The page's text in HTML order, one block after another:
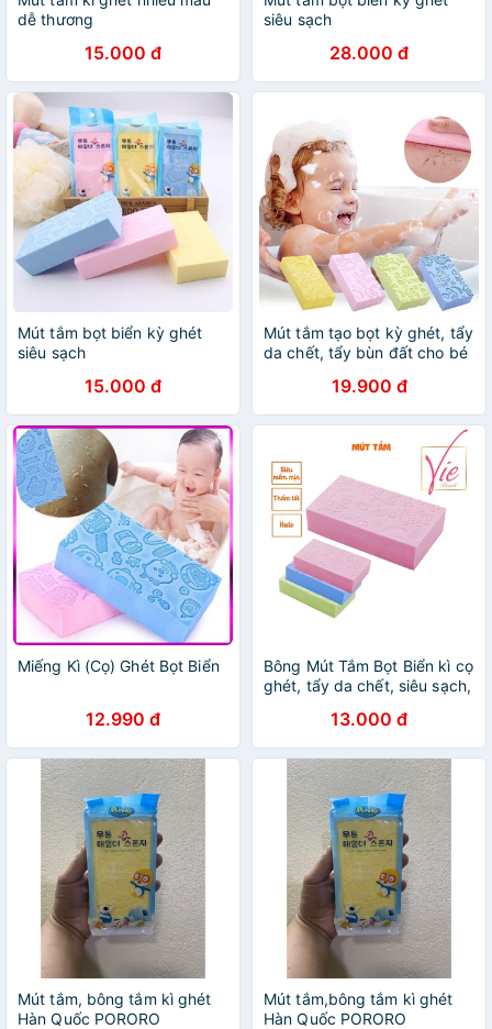
dễ thương
15.000 đ
siêu sạch
28.000 đ
Mút tắm bọt biển kỳ ghét
siêu sạch
15.000 đ
Mút tắm tạo bọt kỳ ghét, tẩy
da chết, tẩy bùn đất cho bé
mút kỳ tay, cọ lưng, cọ chân
siêu sạch
19.900 đ
Miếng Kì (Cọ) Ghét Bọt Biển
12.990 đ
Bông Mút Tắm Bọt Biển kì cọ
ghét, tẩy da chết, siêu sạch,
13.000 đ
Mút tắm, bông tắm kì ghét
Hàn Quốc PORORO
Mút tắm,bông tắm kì ghét
Hàn Quốc PORORO